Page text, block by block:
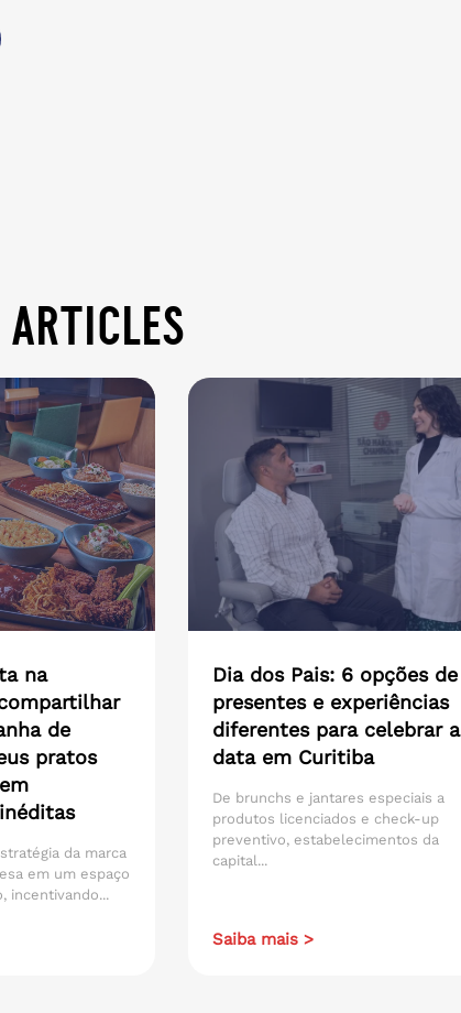
articles
na
de
pratos
da marca
em um espaço
incentivando...
Dia dos Pais: 6 opções de
presentes e experiências
diferentes para celebrar a
data em Curitiba
De brunchs e jantares especiais a
produtos licenciados e check-up
preventivo, estabelecimentos da
capital...
Saiba mais >